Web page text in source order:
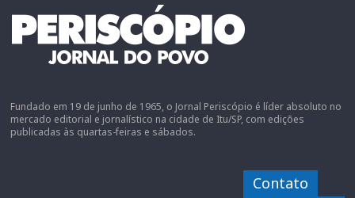
Fundado em 19 de junho de 1965, o Jornal Periscópio é líder absoluto no
mercado editorial e jornalístico na cidade de Itu/SP, com edições
publicadas às quartas-feiras e sábados.
Contato